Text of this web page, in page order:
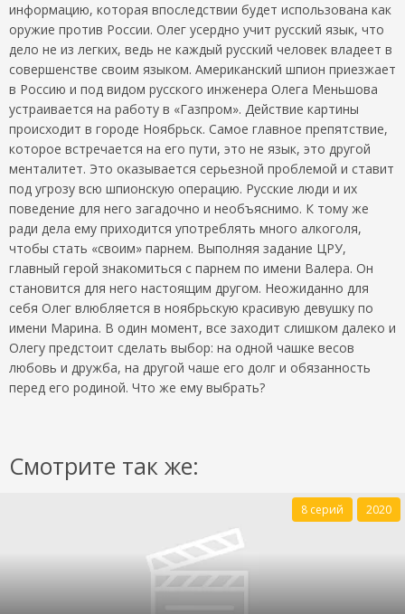
информацию, которая впоследствии будет использована как
оружие против России. Олег усердно учит русский язык, что
дело не из легких, ведь не каждый русский человек владеет в
совершенстве своим языком. Американский шпион приезжает
в Россию и под видом русского инженера Олега Меньшова
устраивается на работу в «Газпром». Действие картины
происходит в городе Ноябрьск. Самое главное препятствие,
которое встречается на его пути, это не язык, это другой
менталитет. Это оказывается серьезной проблемой и ставит
под угрозу всю шпионскую операцию. Русские люди и их
поведение для него загадочно и необъяснимо. К тому же
ради дела ему приходится употреблять много алкоголя,
чтобы стать «своим» парнем. Выполняя задание ЦРУ,
главный герой знакомиться с парнем по имени Валера. Он
становится для него настоящим другом. Неожиданно для
себя Олег влюбляется в ноябрьскую красивую девушку по
имени Марина. В один момент, все заходит слишком далеко и
Олегу предстоит сделать выбор: на одной чашке весов
любовь и дружба, на другой чаше его долг и обязанность
перед его родиной. Что же ему выбрать?
Смотрите так же:
8 серий 2020